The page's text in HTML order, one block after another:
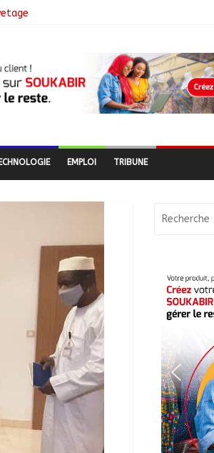
pour le recensement
jeunes entrepreneurs tchadiens au Maroc
de journaux en ligne
EMPLOI TRIBUNE